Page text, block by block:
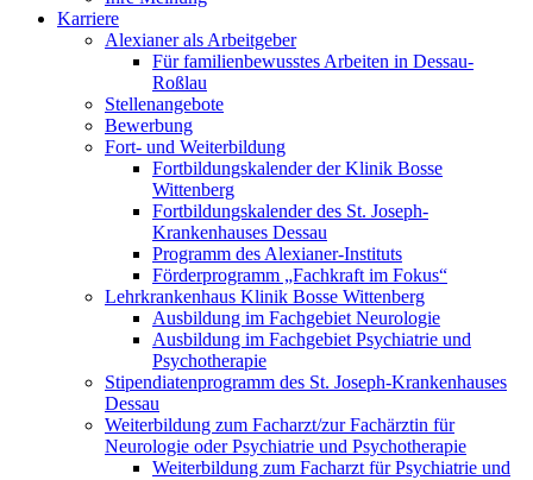
Karriere
Alexianer als Arbeitgeber
Für familienbewusstes Arbeiten in Dessau-
Roßlau
Stellenangebote
Bewerbung
Fort- und Weiterbildung
Fortbildungskalender der Klinik Bosse
Wittenberg
Fortbildungskalender des St. Joseph-
Krankenhauses Dessau
Programm des Alexianer-Instituts
Förderprogramm „Fachkraft im Fokus“
Lehrkrankenhaus Klinik Bosse Wittenberg
Ausbildung im Fachgebiet Neurologie
Ausbildung im Fachgebiet Psychiatrie und
Psychotherapie
Stipendiatenprogramm des St. Joseph-Krankenhauses
Dessau
Weiterbildung zum Facharzt/zur Fachärztin für
Neurologie oder Psychiatrie und Psychotherapie
Weiterbildung zum Facharzt für Psychiatrie und